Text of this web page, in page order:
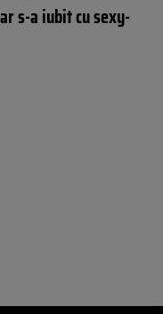
s-a iubit cu sexy-